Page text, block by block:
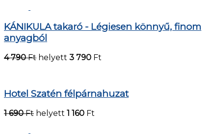
KÁNIKULA takaró - Légiesen könnyű, finom
anyagból
4 790 Ft helyett 3 790 Ft
Hotel Szatén félpárnahuzat
1 690 Ft helyett 1 160 Ft